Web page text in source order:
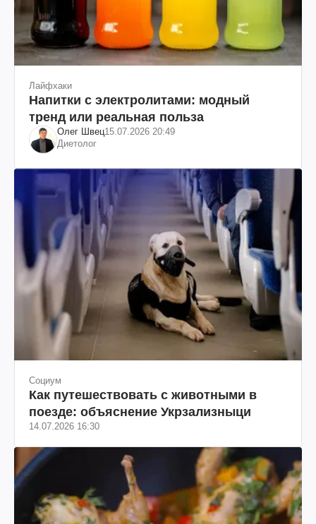
Лайфхаки
Напитки с электролитами: модный
тренд или реальная польза
Олег Швец15.07.2026 20:49
Диетолог
Социум
Как путешествовать с животными в
поезде: объяснение Укрзализныци
14.07.2026 16:30